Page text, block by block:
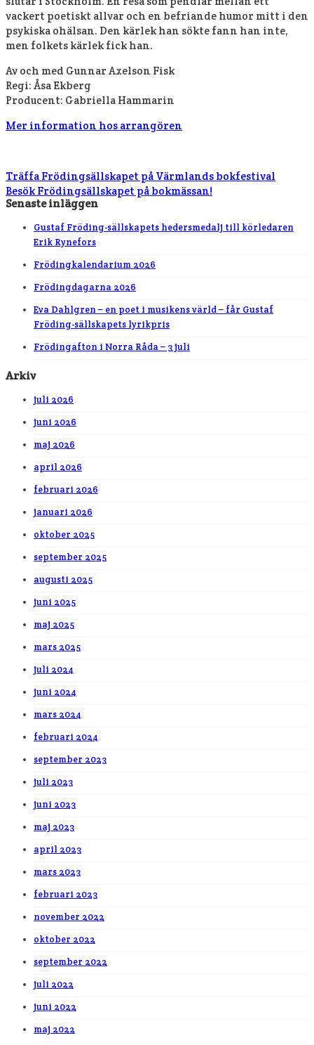
vackert poetiskt allvar och en befriande humor mitt i den
psykiska ohälsan. Den kärlek han sökte fann han inte,
men folkets kärlek fick han.
Av och med Gunnar Axelson Fisk
Regi: Åsa Ekberg
Producent: Gabriella Hammarin
Mer information hos arrangören
Träffa Frödingsällskapet på Värmlands bokfestival
Besök Frödingsällskapet på bokmässan!
Senaste inläggen
Gustaf Fröding-sällskapets hedersmedalj till körledaren
Erik Rynefors
Frödingkalendarium 2026
Frödingdagarna 2026
Eva Dahlgren – en poet i musikens värld – får Gustaf
Fröding-sällskapets lyrikpris
Frödingafton i Norra Råda – 3 juli
Arkiv
juli 2026
juni 2026
maj 2026
april 2026
februari 2026
januari 2026
oktober 2025
september 2025
augusti 2025
juni 2025
maj 2025
mars 2025
juli 2024
juni 2024
mars 2024
februari 2024
september 2023
juli 2023
juni 2023
maj 2023
april 2023
mars 2023
februari 2023
november 2022
oktober 2022
september 2022
juli 2022
juni 2022
maj 2022